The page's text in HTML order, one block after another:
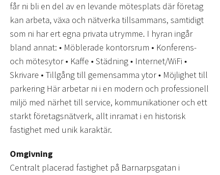
får ni bli en del av en levande mötesplats där företag
kan arbeta, växa och nätverka tillsammans, samtidigt
som ni har ert egna privata utrymme. I hyran ingår
bland annat: • Möblerade kontorsrum • Konferens-
och mötesytor • Kaffe • Städning • Internet/WiFi •
Skrivare • Tillgång till gemensamma ytor • Möjlighet till
parkering Här arbetar ni i en modern och professionell
miljö med närhet till service, kommunikationer och ett
starkt företagsnätverk, allt inramat i en historisk
fastighet med unik karaktär.
Omgivning
Centralt placerad fastighet på Barnarpsgatan i